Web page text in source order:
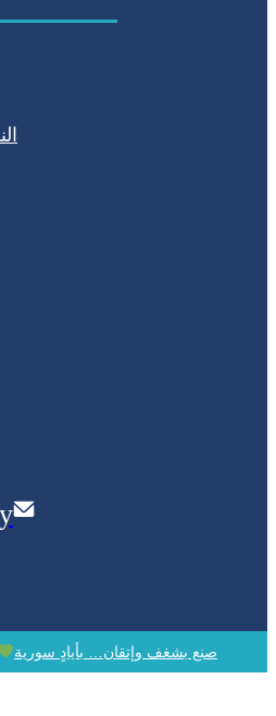
© 2026 | صنع بشغف وإتقان… بأيادٍ سورية